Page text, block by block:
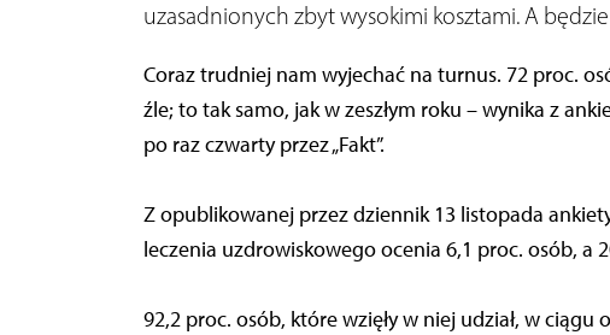
uzasadnionych zbyt wysokimi kosztami. A
Coraz trudniej nam wyjechać na turnus. 72 proc.
źle; to tak samo, jak w zeszłym roku – wynika z
po raz czwarty przez „Fakt”.
Z opublikowanej przez dziennik 13 listopada
leczenia uzdrowiskowego ocenia 6,1 proc. osób, a
92,2 proc. osób, które wzięły w niej udział, w